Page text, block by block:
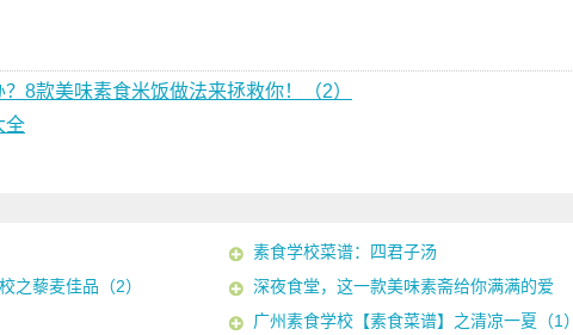
8款美味素食米饭做法来拯救你！（2）
全
素食学校菜谱：四君子汤
之藜麦佳品（2）
深夜食堂，这一款美味素斋给你满满的爱
广州素食学校【素食菜谱】之清凉一夏（1）